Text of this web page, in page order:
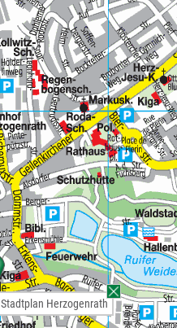
Stadtplan Herzogenrath